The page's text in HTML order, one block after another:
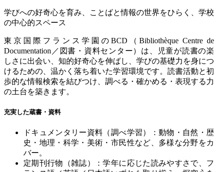
学びへの好奇心を育み、ことばと情報の世界をひらく、学校
の中心的スペース
東京国際フランス学園の BCD （ Bibliothèque Centre de
Documentation ／図書・資料センター）は、児童が読書の楽
しさに出会い、知的好奇心を伸ばし、学びの基礎力を身につ
けるための、温かく落ち着いた学習環境です。読書活動と初
歩的な情報検索を結びつけ、調べる・確かめる・表現する力
の土台を築きます。
充実した蔵書・資料
ドキュメンタリー資料（調べ学習）：動物・自然・歴
史・地理・科学・美術・市民性など、多様な分野をカ
バー。
定期刊行物（雑誌）：学年に応じた読みやすさで、フ